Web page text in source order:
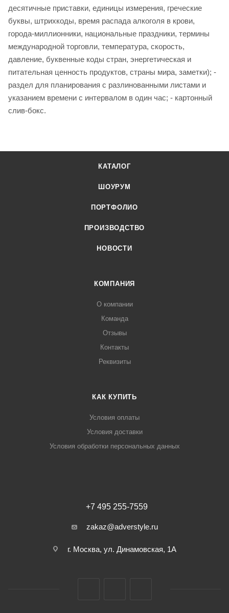
десятичные приставки, единицы измерения, греческие
буквы, штрихкоды, время распада алкоголя в крови,
города-миллионники, национальные праздники, термины
международной торговли, температура, скорость,
давление, буквенные коды стран, энергетическая и
питательная ценность продуктов, страны мира, заметки); -
раздел для планирования с разлинованными листами и
указанием времени с интервалом в один час; - картонный
слив-бокс.
КАТАЛОГ
ШОУРУМ
ПОРТФОЛИО
ПРОИЗВОДСТВО
НОВОСТИ
КОМПАНИЯ
О компании
Команда
Отзывы
Контакты
Реквизиты
КАК КУПИТЬ
Условия оплаты
Условия доставки
Условия обработки персональных данных
+7 495 255-7559
zakaz@adverstyle.ru
г. Москва, ул. Динамовская, 1А